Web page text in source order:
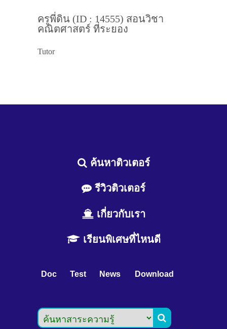
ครูพี่ดิน (ID : 14555) สอนวิชา
คณิตศาสตร์ ที่ระยอง
Tutor
ค้นหาติวเตอร์
รีวิวติวเตอร์
เกี่ยวกับเรา
เรียนพิเศษที่ไหนดี
Doc Test News Download
